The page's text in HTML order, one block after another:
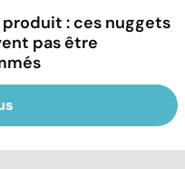
produit : ces nuggets
pas être